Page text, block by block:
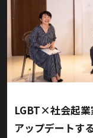
LGBT×社会起
アップデートす